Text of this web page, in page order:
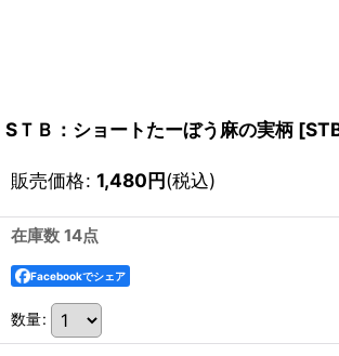
SＴＢ：ショートたーぼう麻の実柄 [
販売価格: 1,480円(税込)
在庫数 14点
Facebookでシェア
数量: